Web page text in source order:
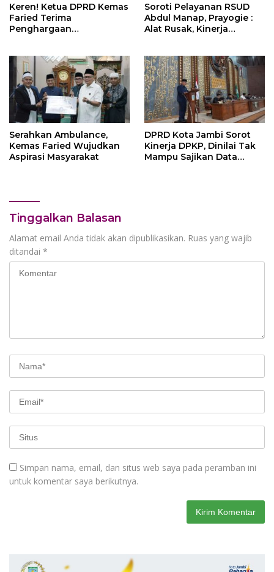
Keren! Ketua DPRD Kemas
Faried Terima
Penghargaan
dari Persekutuan
Pengakap Malaysia
Soroti Pelayanan RSUD
Abdul Manap, Prayogie :
Alat Rusak, Kinerja
Serahkan Ambulance,
Kemas Faried Wujudkan
Aspirasi Masyarakat
DPRD Kota Jambi Sorot
Kinerja DPKP, Dinilai Tak
Mampu Sajikan Data
Tinggalkan Balasan
Alamat email Anda tidak akan dipublikasikan. Ruas yang wajib
ditandai *
Simpan nama, email, dan situs web saya pada peramban ini
untuk komentar saya berikutnya.